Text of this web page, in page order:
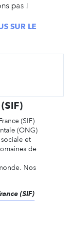
pas !
SUR LE
(SIF)
(ONG)
et
de
Nos
(SIF)